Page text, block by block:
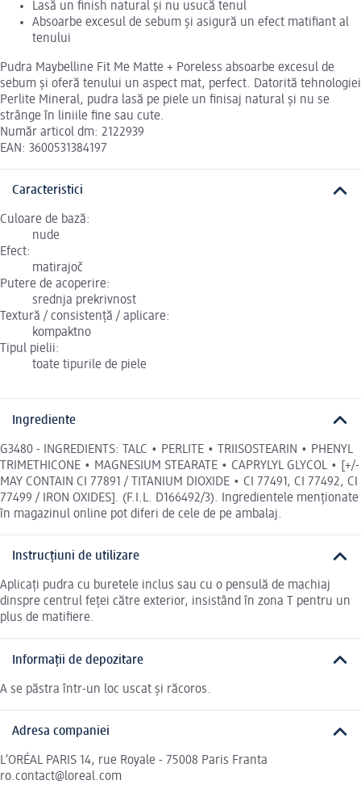
Lasă un finish natural și nu usucă tenul
Absoarbe excesul de sebum și asigură un efect matifiant al
tenului
Pudra Maybelline Fit Me Matte + Poreless absoarbe excesul de
sebum și oferă tenului un aspect mat, perfect. Datorită tehnologiei
Perlite Mineral, pudra lasă pe piele un finisaj natural și nu se
strânge în liniile fine sau cute.
Număr articol dm: 2122939
EAN: 3600531384197
Caracteristici
Culoare de bază:
nude
Efect:
matirajoč
Putere de acoperire:
srednja prekrivnost
Textură / consistență / aplicare:
kompaktno
Tipul pielii:
toate tipurile de piele
Ingrediente
G3480 - INGREDIENTS: TALC • PERLITE • TRIISOSTEARIN • PHENYL
TRIMETHICONE • MAGNESIUM STEARATE • CAPRYLYL GLYCOL • [+/-
MAY CONTAIN CI 77891 / TITANIUM DIOXIDE • CI 77491, CI 77492, CI
77499 / IRON OXIDES]. (F.I.L. D166492/3). Ingredientele menționate
în magazinul online pot diferi de cele de pe ambalaj.
Instrucțiuni de utilizare
Aplicați pudra cu buretele inclus sau cu o pensulă de machiaj
dinspre centrul feței către exterior, insistând în zona T pentru un
plus de matifiere.
Informații de depozitare
A se păstra într-un loc uscat și răcoros.
Adresa companiei
L’ORÉAL PARIS 14, rue Royale - 75008 Paris Franta
ro.contact@loreal.com